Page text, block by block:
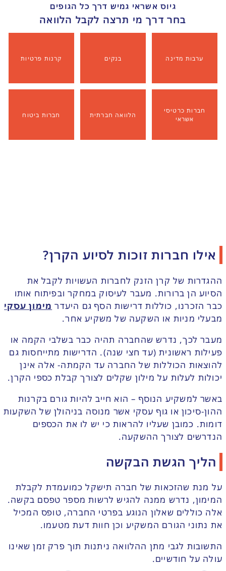
גיוס אשראי גמיש דרך כל הגופים
בחר דרך מי תרצה לקבל הלוואה
ערבות מדינה בנקים קרנות פרטיות
חברות כרטיסי
אשראי
הלוואה חברתית חברות ביטוח
אילו חברות זוכות לסיוע הקרן?
ההגדרות של קרן הזנק לחברות העשויות לקבל את
הסיוע הן ברורות. מעבר לעיסוק במחקר ובפיתוח אותו
כבר הזכרנו, כוללות דרישות הסף גם היעדר מימון עסקי
מבעלי מניות או השקעה של משקיע אחר.
מעבר לכך, נדרש שהחברה תהיה כבר בשלבי הקמה או
פעילות ראשונית (עד חצי שנה). הדרישות מתייחסות גם
להוצאות הכוללות של החברה עד הקמתה- אלה אינן
יכולות לעלות על מילון שקלים לצורך קבלת כספי הקרן.
באשר למשקיע הנוסף – הוא חייב להיות גורם בקרנות
ההון-סיכון או גוף עסקי אשר מנוסה בניהולן של השקעות
דומות. כמובן שעליו להראות כי יש לו את הכספים
הנדרשים לצורך ההשקעה.
הליך הגשת הבקשה
על מנת שהזכאות של חברה תישקל כמועמדת לקבלת
המימון, נדרש ממנה להגיש לרשות מספר טפסם בקשה.
אלה כוללים שאלון הנוגע בפרטי החברה, טופס המכיל
את נתוני הגורם המשקיע וכן חוות דעת מטעמו.
התשובות לגבי מתן ההלוואה ניתנות תוך פרק זמן שאינו
עולה על חודשיים.